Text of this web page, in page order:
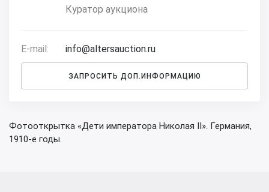
Куратор аукциона
E-mail: info@altersauction.ru
ЗАПРОСИТЬ ДОП.ИНФОРМАЦИЮ
Фотооткрытка «Дети императора Николая II». Германия,
1910-е годы.